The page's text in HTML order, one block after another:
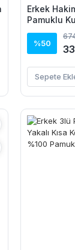
Erkek
Pamuklu
Tişört
%50
Sepete